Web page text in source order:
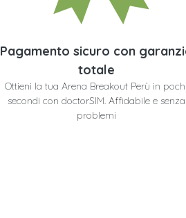
Pagamento sicuro con
totale
Ottieni la tua Arena Breakout Perù in pochi
secondi con doctorSIM. Affidabile e senza
problemi